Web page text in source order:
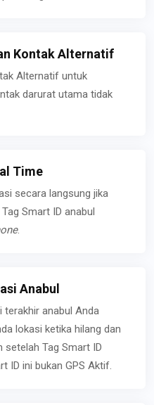
Kontak Alternatif
Alternatif untuk
darurat utama tidak
Time
secara langsung jika
Smart ID anabul
.
Anabul
terakhir anabul Anda
lokasi ketika hilang dan
setelah Tag Smart ID
ID ini bukan GPS Aktif.